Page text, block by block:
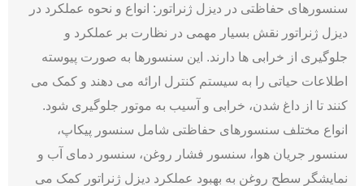
سنسورهای حفاظتی در دیزل ژنراتور: انواع و نحوه عملکرد در
دیزل ژنراتور نقش بسیار مهمی در نظارت بر عملکرد و
جلوگیری از خرابی ‌ها دارند. این سنسورها به صورت پیوسته
اطلاعات حیاتی را به سیستم کنترل ارائه می ‌دهند و کمک می‌
کنند تا از داغ شدن، خرابی و آسیب به موتور جلوگیری شود.
انواع مختلف سنسورهای حفاظتی شامل سنسور پیکاپ،
سنسور جریان هوا، سنسور فشار روغن، سنسور دمای آب و
نمایشگر سطح روغن به بهبود عملکرد دیزل ژنراتور کمک می